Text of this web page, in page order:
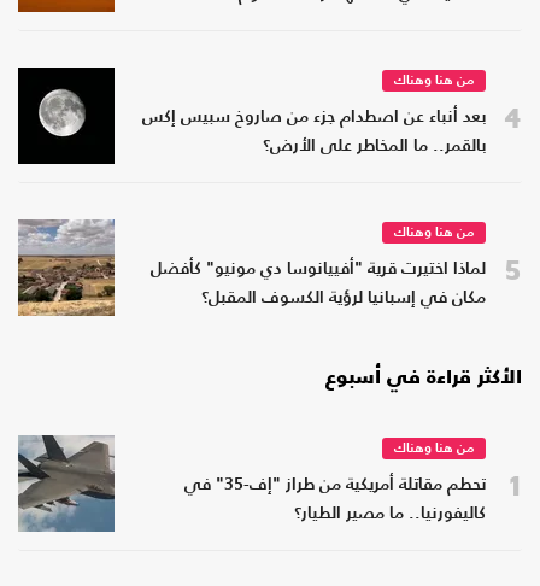
4
من هنا وهناك
بعد أنباء عن اصطدام جزء من صاروخ سبيس إكس
بالقمر.. ما المخاطر على الأرض؟
5
من هنا وهناك
لماذا اختيرت قرية "أفييانوسا دي مونيو" كأفضل
مكان في إسبانيا لرؤية الكسوف المقبل؟
الأكثر قراءة في أسبوع
1
من هنا وهناك
تحطم مقاتلة أمريكية من طراز "إف-35" في
كاليفورنيا.. ما مصير الطيار؟